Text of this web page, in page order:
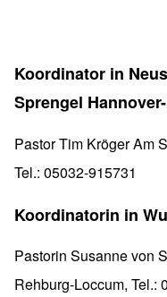
Koordinator in
Sprengel
Pastor Tim Kröger Am
Tel.: 05032-915731
Koordinatorin in
Pastorin Susanne von
Rehburg-Loccum, Tel.: